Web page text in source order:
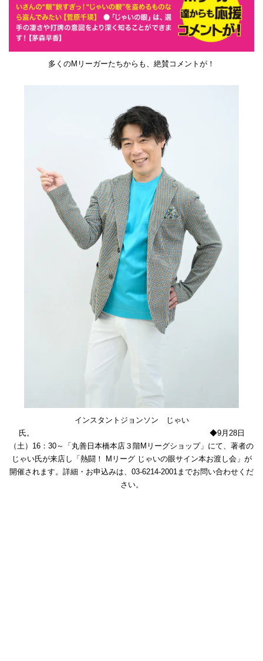
多くのMリーガーたちからも、絶賛コメントが！
インスタントジョンソン じゃい
氏。 ◆9月28日
（土）16：30～「丸善日本橋本店３階Mリーグショップ」にて、著者の
じゃい氏が来店し「熱闘！ Mリーグ じゃいの眼サイン本お渡し会」が
開催されます。詳細・お申込みは、03-6214-2001までお問い合わせくだ
さい。